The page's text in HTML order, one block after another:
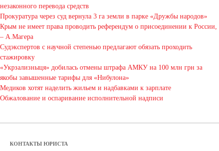
незаконного перевода средств
Прокуратура через суд вернула 3 га земли в парке «Дружбы народов»
Крым не имеет права проводить референдум о присоединении к России,
– А.Магера
Судэкспертов с научной степенью предлагают обязать проходить
стажировку
«Укрзализныця» добилась отмены штрафа АМКУ на 100 млн грн за
якобы завышенные тарифы для «Нибулона»
Медиков хотят наделить жильем и надбавками к зарплате
Обжалование и оспаривание исполнительной надписи
КОНТАКТЫ ЮРИСТА